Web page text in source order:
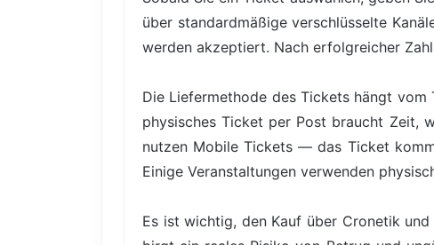
über standardmäßige verschlüsselte
werden akzeptiert. Nach erfolgreicher
Die Liefermethode des Tickets hängt
physisches Ticket per Post braucht Zeit,
nutzen Mobile Tickets — das Ticket
Einige Veranstaltungen verwenden
Es ist wichtig, den Kauf über Cronetik